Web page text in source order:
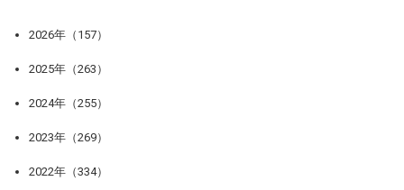
2026年（157）
2025年（263）
2024年（255）
2023年（269）
2022年（334）